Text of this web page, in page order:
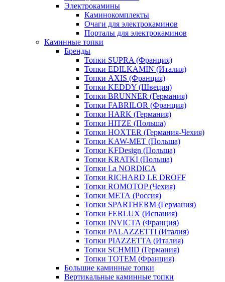
Электрокамины
Каминокомплекты
Очаги для электрокаминов
Порталы для электрокаминов
Каминные топки
Бренды
Топки SUPRA (Франция)
Топки EDILKAMIN (Италия)
Топки AXIS (Франция)
Топки KEDDY (Швеция)
Топки BRUNNER (Германия)
Топки FABRILOR (Франция)
Топки HARK (Германия)
Топки HITZE (Польша)
Топки HOXTER (Германия-Чехия)
Топки KAW-MET (Польша)
Топки KFDesign (Польша)
Топки KRATKI (Польша)
Топки La NORDICA
Топки RICHARD LE DROFF
Топки ROMOTOP (Чехия)
Топки МЕТА (Россия)
Топки SPARTHERM (Германия)
Топки FERLUX (Испания)
Топки INVICTA (Франция)
Топки PALAZZETTI (Италия)
Топки PIAZZETTA (Италия)
Топки SCHMID (Германия)
Топки TOTEM (Франция)
Большие каминные топки
Вертикальные каминные топки